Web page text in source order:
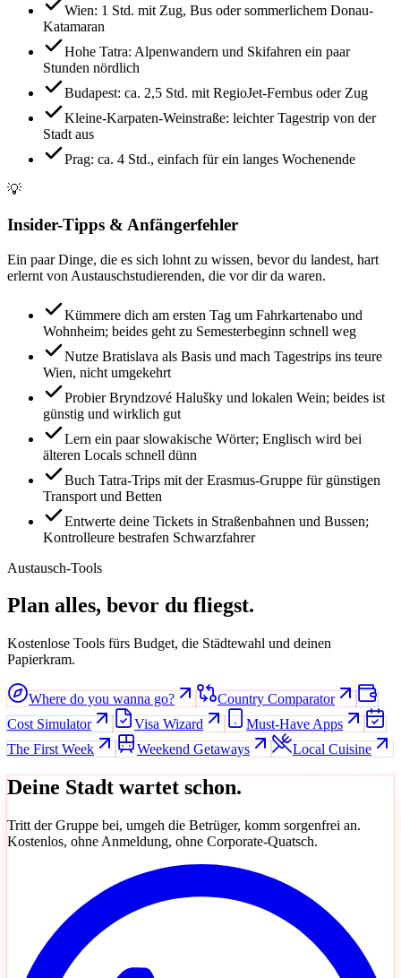
Wien: 1 Std. mit Zug, Bus oder sommerlichem Donau-
Katamaran
Hohe Tatra: Alpenwandern und Skifahren ein paar
Stunden nördlich
Budapest: ca. 2,5 Std. mit RegioJet-Fernbus oder Zug
Kleine-Karpaten-Weinstraße: leichter Tagestrip von der
Stadt aus
Prag: ca. 4 Std., einfach für ein langes Wochenende
💡
Insider-Tipps & Anfängerfehler
Ein paar Dinge, die es sich lohnt zu wissen, bevor du landest, hart
erlernt von Austauschstudierenden, die vor dir da waren.
Kümmere dich am ersten Tag um Fahrkartenabo und
Wohnheim; beides geht zu Semesterbeginn schnell weg
Nutze Bratislava als Basis und mach Tagestrips ins teure
Wien, nicht umgekehrt
Probier Bryndzové Halušky und lokalen Wein; beides ist
günstig und wirklich gut
Lern ein paar slowakische Wörter; Englisch wird bei
älteren Locals schnell dünn
Buch Tatra-Trips mit der Erasmus-Gruppe für günstigen
Transport und Betten
Entwerte deine Tickets in Straßenbahnen und Bussen;
Kontrolleure bestrafen Schwarzfahrer
Austausch-Tools
Plan alles, bevor du fliegst.
Kostenlose Tools fürs Budget, die Städtewahl und deinen
Papierkram.
Where do you wanna go?
Country Comparator
Cost Simulator
Visa Wizard
Must-Have Apps
The First Week
Weekend Getaways Local Cuisine
Deine Stadt wartet schon.
Tritt der Gruppe bei, umgeh die Betrüger, komm sorgenfrei an.
Kostenlos, ohne Anmeldung, ohne Corporate-Quatsch.